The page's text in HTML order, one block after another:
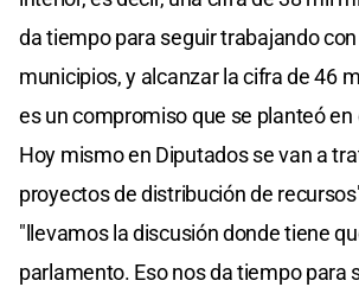
da tiempo para seguir trabajando
municipios, y alcanzar la cifra de 46
es un compromiso que se planteó en
Hoy mismo en Diputados se van a
proyectos de distribución de
"llevamos la discusión donde tiene
parlamento. Eso nos da tiempo para